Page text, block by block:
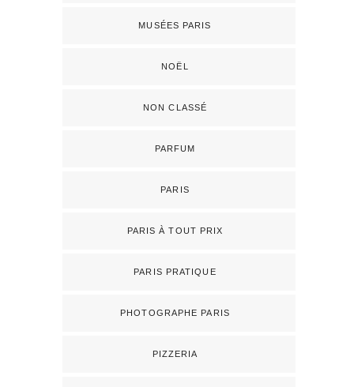
MUSÉES PARIS
NOËL
NON CLASSÉ
PARFUM
PARIS
PARIS À TOUT PRIX
PARIS PRATIQUE
PHOTOGRAPHE PARIS
PIZZERIA